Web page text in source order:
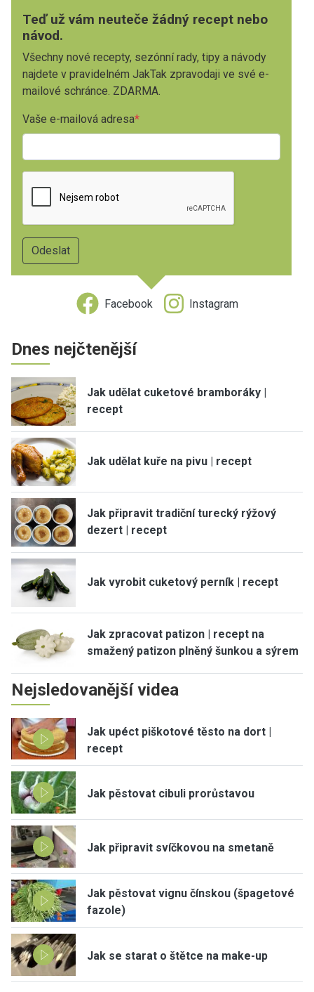
Teď už vám neuteče žádný recept nebo
návod.
Všechny nové recepty, sezónní rady, tipy a návody
najdete v pravidelném JakTak zpravodaji ve své e-
mailové schránce. ZDARMA.
Vaše e-mailová adresa
Facebook Instagram
Dnes nejčtenější
Jak udělat cuketové bramboráky |
recept
Jak udělat kuře na pivu | recept
Jak připravit tradiční turecký rýžový
dezert | recept
Jak vyrobit cuketový perník | recept
Jak zpracovat patizon | recept na
smažený patizon plněný šunkou a sýrem
Nejsledovanější videa
Jak upéct piškotové těsto na dort |
recept
Jak pěstovat cibuli prorůstavou
Jak připravit svíčkovou na smetaně
Jak pěstovat vignu čínskou (špagetové
fazole)
Jak se starat o štětce na make-up